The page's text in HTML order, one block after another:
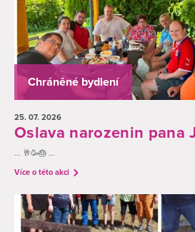
Chráněné bydlení
25. 07. 2026
Oslava narozenin pana
... 🥂🥳🎂 ...
Více o této akci